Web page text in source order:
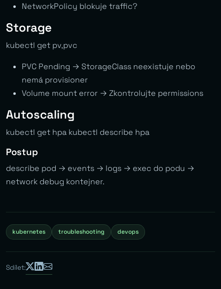
NetworkPolicy blokuje traffic?
Storage
kubectl get pv,pvc
PVC Pending → StorageClass neexistuje nebo
nemá provisioner
Volume mount error → Zkontrolujte permissions
Autoscaling
kubectl get hpa kubectl describe hpa
Postup
describe pod → events → logs → exec do podu →
network debug kontejner.
kubernetes troubleshooting devops
Sdílet: